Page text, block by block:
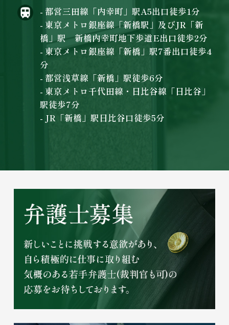
- 都営三田線「内幸町」駅A5出口徒歩1分
- 東京メトロ銀座線「新橋駅」及びJR「新
橋」駅 新橋内幸町地下歩道E出口徒歩2分
- 東京メトロ銀座線「新橋」駅7番出口徒歩4
分
- 都営浅草線「新橋」駅徒歩6分
- 東京メトロ千代田線・日比谷線「日比谷」
駅徒歩7分
- JR「新橋」駅日比谷口徒歩5分